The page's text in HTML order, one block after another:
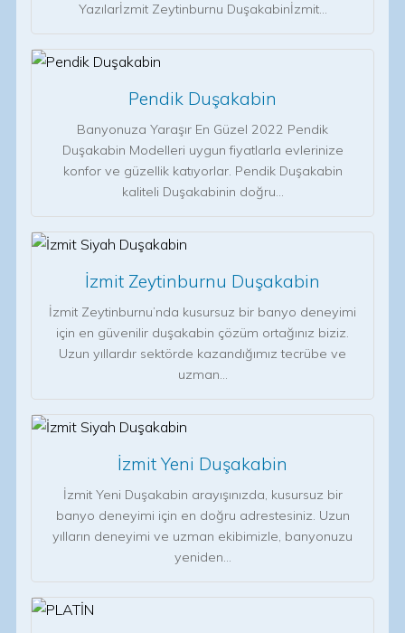
Yazılarİzmit Zeytinburnu Duşakabinİzmit…
Pendik Duşakabin
Banyonuza Yaraşır En Güzel 2022 Pendik
Duşakabin Modelleri uygun fiyatlarla evlerinize
konfor ve güzellik katıyorlar. Pendik Duşakabin
kaliteli Duşakabinin doğru…
İzmit Zeytinburnu Duşakabin
İzmit Zeytinburnu’nda kusursuz bir banyo deneyimi
için en güvenilir duşakabin çözüm ortağınız biziz.
Uzun yıllardır sektörde kazandığımız tecrübe ve
uzman…
İzmit Yeni Duşakabin
İzmit Yeni Duşakabin arayışınızda, kusursuz bir
banyo deneyimi için en doğru adrestesiniz. Uzun
yılların deneyimi ve uzman ekibimizle, banyonuzu
yeniden…